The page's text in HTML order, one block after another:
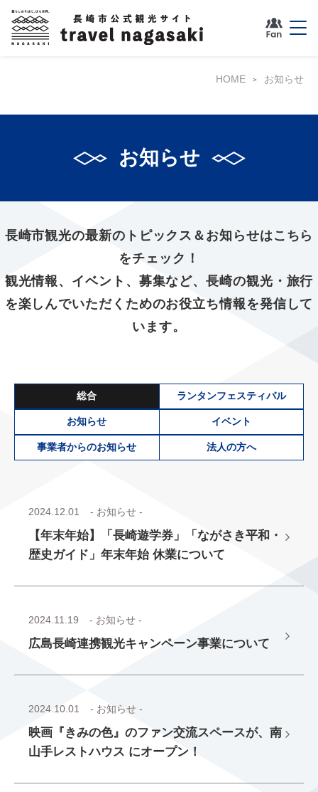
HOME お知らせ
お知らせ
長崎市観光の最新のトピックス＆お知らせはこちら
をチェック！
観光情報、イベント、募集など、長崎の観光・旅行
を楽しんでいただくためのお役立ち情報を発信して
います。
総合 ランタンフェスティバル
お知らせ イベント
事業者からのお知らせ 法人の方へ
2024.12.01 - お知らせ -
【年末年始】「長崎遊学券」「ながさき平和・
歴史ガイド」年末年始 休業について
2024.11.19 - お知らせ -
広島長崎連携観光キャンペーン事業について
2024.10.01 - お知らせ -
映画『きみの色』のファン交流スペースが、南
山手レストハウス にオープン！